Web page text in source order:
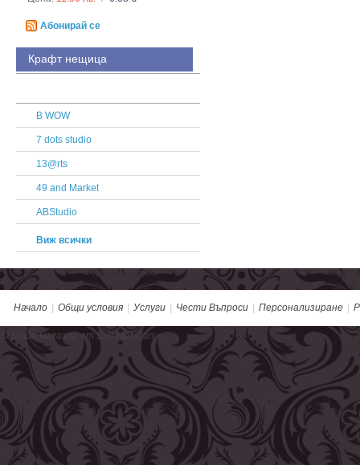
Абонирай се
Крафт нещица
B WOW
7 dots studio
13@rts
49 and Market
ABStudio
Виж всички
Начало Общи условия Услуги Чести Въпроси Персонализиране
Онлайн магазин от Summer Cart